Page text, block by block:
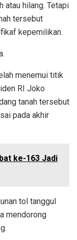
atau hilang. Tetapi
tersebut
kepemilikan.
menemui titik
RI Joko
tanah tersebut
pada akhir
ke-163 Jadi
tol tanggul
mendorong